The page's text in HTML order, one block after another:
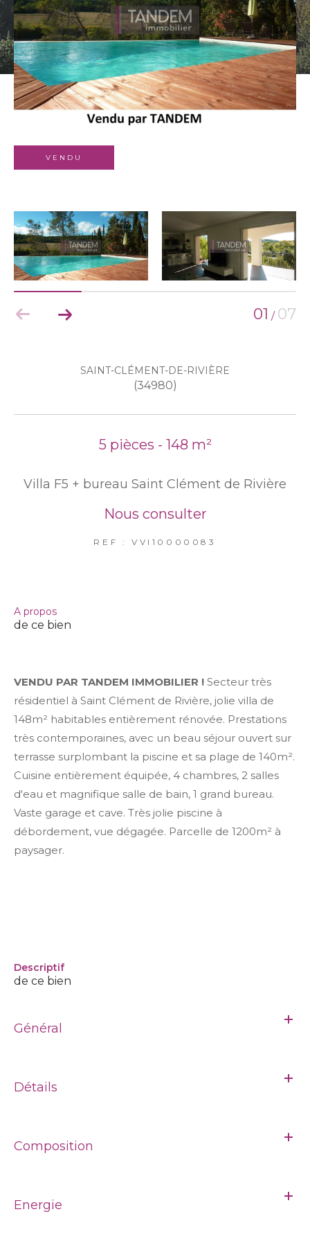
VENDU
01 / 07
SAINT-CLÉMENT-DE-RIVIÈRE
(34980)
5 pièces - 148 m²
Villa F5 + bureau Saint Clément de Rivière
Nous consulter
REF : VVI10000083
a propos
de ce bien
VENDU PAR TANDEM IMMOBILIER ! Secteur très
résidentiel à Saint Clément de Rivière, jolie villa de
148m² habitables entièrement rénovée. Prestations
très contemporaines, avec un beau séjour ouvert sur
terrasse surplombant la piscine et sa plage de 140m².
Cuisine entièrement équipée, 4 chambres, 2 salles
d'eau et magnifique salle de bain, 1 grand bureau.
Vaste garage et cave. Très jolie piscine à
débordement, vue dégagée. Parcelle de 1200m² à
paysager.
descriptif
de ce bien
Général
Détails
Composition
Energie
Budget
Surface
Surface
Pièces
Pièces
TERRASSE PARKING PISCINE
FILTRER PAR
RECHERCHER